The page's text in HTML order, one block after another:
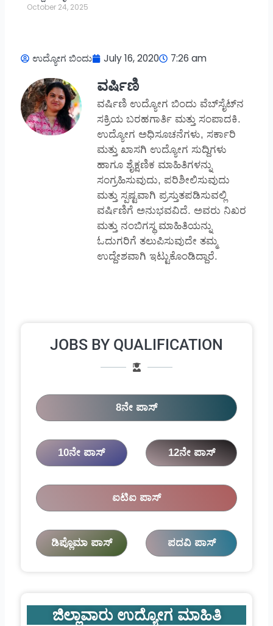
October 24, 2025
ಉದ್ಯೋಗ ಬಿಂದು July 16, 2020 7:26 am
ವರ್ಷಿಣಿ
ವರ್ಷಿಣಿ ಉದ್ಯೋಗ ಬಿಂದು ವೆಬ್‌ಸೈಟ್‌ನ
ಸಕ್ರಿಯ ಬರಹಗಾರ್ತಿ ಮತ್ತು ಸಂಪಾದಕಿ.
ಉದ್ಯೋಗ ಅಧಿಸೂಚನೆಗಳು, ಸರ್ಕಾರಿ
ಮತ್ತು ಖಾಸಗಿ ಉದ್ಯೋಗ ಸುದ್ದಿಗಳು
ಹಾಗೂ ಶೈಕ್ಷಣಿಕ ಮಾಹಿತಿಗಳನ್ನು
ಸಂಗ್ರಹಿಸುವುದು, ಪರಿಶೀಲಿಸುವುದು
ಮತ್ತು ಸ್ಪಷ್ಟವಾಗಿ ಪ್ರಸ್ತುತಪಡಿಸುವಲ್ಲಿ
ವರ್ಷಿಣಿಗೆ ಅನುಭವವಿದೆ. ಅವರು ನಿಖರ
ಮತ್ತು ನಂಬಿಗಸ್ಥ ಮಾಹಿತಿಯನ್ನು
ಓದುಗರಿಗೆ ತಲುಪಿಸುವುದೇ ತಮ್ಮ
ಉದ್ದೇಶವಾಗಿ ಇಟ್ಟುಕೊಂಡಿದ್ದಾರೆ.
JOBS BY QUALIFICATION
8ನೇ ಪಾಸ್
10ನೇ ಪಾಸ್ 12ನೇ ಪಾಸ್
ಐಟಿಐ ಪಾಸ್
ಡಿಪ್ಲೊಮಾ ಪಾಸ್ ಪದವಿ ಪಾಸ್
ಜಿಲ್ಲಾವಾರು ಉದ್ಯೋಗ ಮಾಹಿತಿ